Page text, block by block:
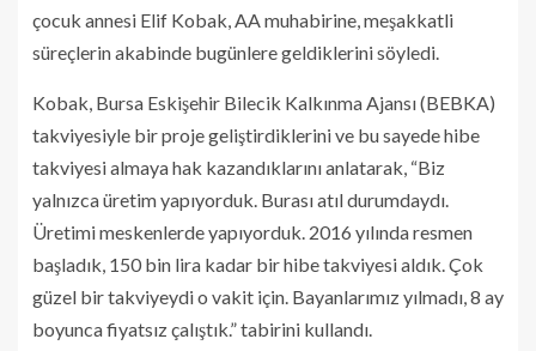
çocuk annesi Elif Kobak, AA muhabirine, meşakkatli
süreçlerin akabinde bugünlere geldiklerini söyledi.
Kobak, Bursa Eskişehir Bilecik Kalkınma Ajansı (BEBKA)
takviyesiyle bir proje geliştirdiklerini ve bu sayede hibe
takviyesi almaya hak kazandıklarını anlatarak, “Biz
yalnızca üretim yapıyorduk. Burası atıl durumdaydı.
Üretimi meskenlerde yapıyorduk. 2016 yılında resmen
başladık, 150 bin lira kadar bir hibe takviyesi aldık. Çok
güzel bir takviyeydi o vakit için. Bayanlarımız yılmadı, 8 ay
boyunca fiyatsız çalıştık.” tabirini kullandı.